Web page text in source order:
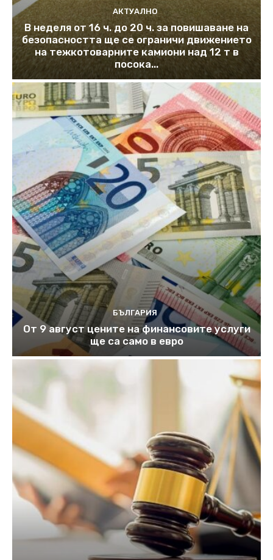
АКТУАЛНО
В неделя от 16 ч. до 20 ч. за повишаване на
безопасността ще се ограничи движението
на тежкотоварните камиони над 12 т в
посока...
БЪЛГАРИЯ
От 9 август цените на финансовите услуги
ще са само в евро